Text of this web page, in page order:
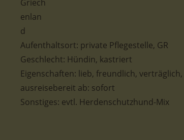
Aufenthaltsort: private Pflegestelle, GR
Geschlecht: Hündin, kastriert
Eigenschaften: lieb, freundlich,
ausreisebereit ab: sofort
Sonstiges: evtl. Herdenschutzhund-Mix